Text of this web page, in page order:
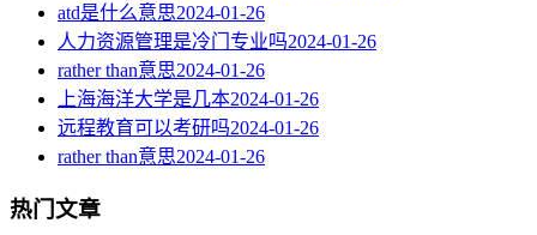
atd是什么意思2024-01-26
人力资源管理是冷门专业吗2024-01-26
rather than意思2024-01-26
上海海洋大学是几本2024-01-26
远程教育可以考研吗2024-01-26
rather than意思2024-01-26
热门文章